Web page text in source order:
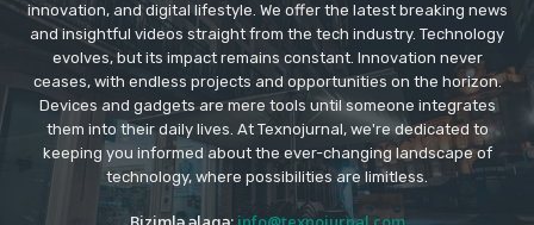
innovation, and digital lifestyle. We offer the latest breaking news
and insightful videos straight from the tech industry. Technology
evolves, but its impact remains constant. Innovation never
ceases, with endless projects and opportunities on the horizon.
Devices and gadgets are mere tools until someone integrates
them into their daily lives. At Texnojurnal, we're dedicated to
keeping you informed about the ever-changing landscape of
technology, where possibilities are limitless.